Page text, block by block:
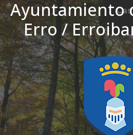
Ayuntamiento
Erro /
Ir al contenido
El